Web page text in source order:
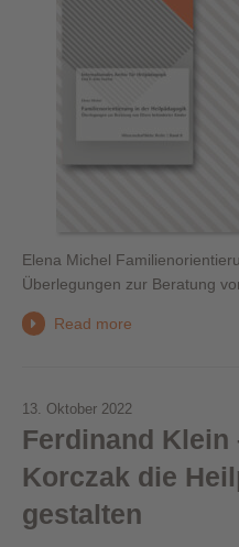
Elena Michel
Überlegungen zur Beratung
Read more
13. Oktober 2022
Ferdinand Klein
Korczak die
gestalten